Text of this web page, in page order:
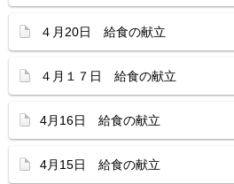
４月20日 給食の献立
４月１７日 給食の献立
4月16日 給食の献立
4月15日 給食の献立